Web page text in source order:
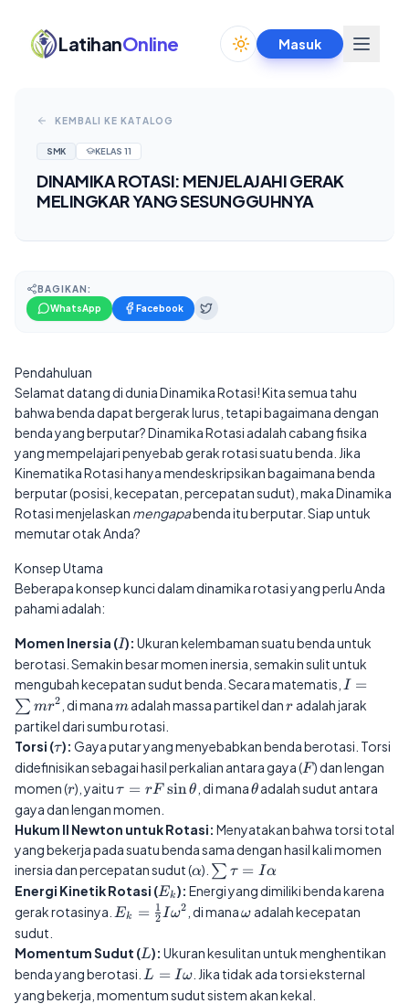
LatihanOnline Toggle theme
Masuk
KEMBALI KE KATALOG
SMK KELAS 11
DINAMIKA ROTASI: MENJELAJAHI GERAK
MELINGKAR YANG SESUNGGUHNYA
BAGIKAN:
WhatsApp
Facebook
Pendahuluan
Selamat datang di dunia Dinamika Rotasi! Kita semua tahu
bahwa benda dapat bergerak lurus, tetapi bagaimana dengan
benda yang berputar? Dinamika Rotasi adalah cabang fisika
yang mempelajari penyebab gerak rotasi suatu benda. Jika
Kinematika Rotasi hanya mendeskripsikan bagaimana benda
berputar (posisi, kecepatan, percepatan sudut), maka Dinamika
Rotasi menjelaskan mengapabenda itu berputar. Siap untuk
memutar otak Anda?
Konsep Utama
Beberapa konsep kunci dalam dinamika rotasi yang perlu Anda
pahami adalah:
Momen Inersia (I
I): Ukuran kelembaman suatu benda untuk
berotasi. Semakin besar momen inersia, semakin sulit untuk
mengubah kecepatan sudut benda. Secara matematis, I =
\sum
I =
∑ mr2 , di manam
madalah massa partikel danr
r adalah jarak
partikel dari sumbu rotasi.
Torsi (\tau
τ): Gaya putar yang menyebabkan benda berotasi. Torsi
didefinisikan sebagai hasil perkalian antara gaya (F
F) dan lengan
momen (r
r), yaitu\tau =
rF\sin\theta
τ = rF sinθ , di mana\theta
θ adalah sudut antara
gaya dan lengan momen.
Hukum II Newton untuk Rotasi: Menyatakan bahwa torsi total
yang bekerja pada suatu benda sama dengan hasil kali momen
inersia dan percepatan sudut (\alpha
α). \sum
\tau =
I\alpha
∑ τ = Iα
Energi Kinetik Rotasi (E_k
Ek): Energi yang dimiliki benda karena
gerak rotasinya. E_k =
{2}I\omega^2
Ek = 2
1 Iω2 , di mana\omega
ω adalah kecepatan
sudut.
Momentum Sudut (L
L): Ukuran kesulitan untuk menghentikan
benda yang berotasi. L =
I\omega
L = Iω . Jika tidak ada torsi eksternal
yang bekerja, momentum sudut sistem akan kekal.